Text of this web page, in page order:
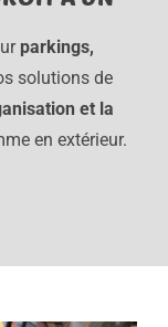
parkings,
solutions de
et la
en extérieur.